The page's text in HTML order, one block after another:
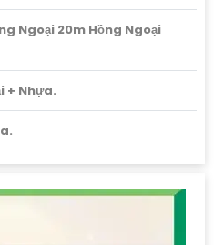
Ngoại 20m Hồng Ngoại
+ Nhựa.